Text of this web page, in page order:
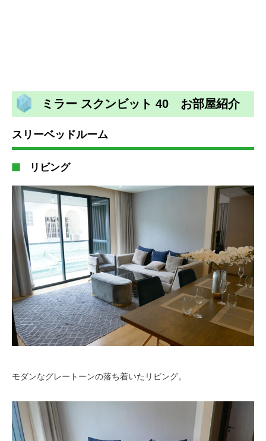
ミラー スクンビット 40 お部屋紹介
スリーベッドルーム
リビング
モダンなグレートーンの落ち着いたリビング。